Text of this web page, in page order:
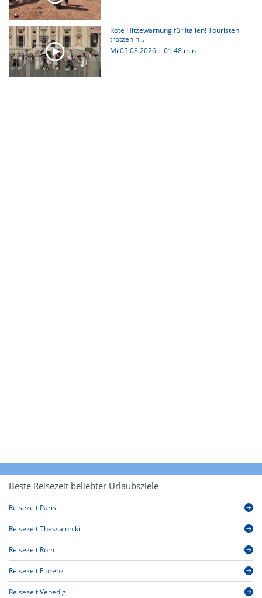
Rote Hitzewarnung für Italien! Touristen
trotzen h...
Mi 05.08.2026 | 01:48 min
Beste Reisezeit beliebter Urlaubsziele
Reisezeit Paris
Reisezeit Thessaloniki
Reisezeit Rom
Reisezeit Florenz
Reisezeit Venedig